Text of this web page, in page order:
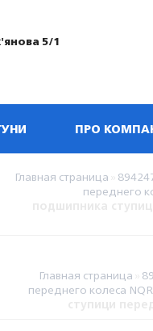
5/1
ПРО
Главная страница
переднего
Главная страница
переднего колеса